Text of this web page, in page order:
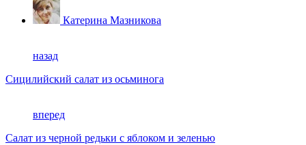
Катерина Мазникова
назад
Сицилийский салат из осьминога
вперед
Салат из черной редьки с яблоком и зеленью